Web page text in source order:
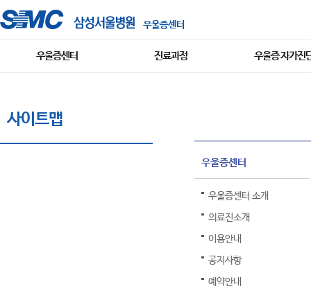
우울증센터
우울증센터 진료과정 우울증 자가진
사이트맵
우울증센터
우울증센터 소개
의료진소개
이용안내
공지사항
예약안내